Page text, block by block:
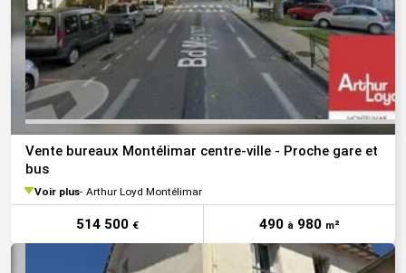
Vente bureaux Montélimar centre-ville - Proche gare et
bus
Voir plus Arthur Loyd Montélimar
514 500 € 490 à 980 m²